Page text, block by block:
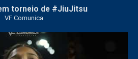
torneio de #JiuJitsu
VF Comunica